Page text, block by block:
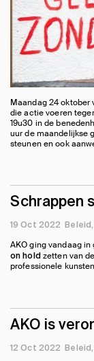
Maandag 24
die actie voeren
19u30 in de
uur de maandelijkse
steunen en ook
Schrappen
19 Oct 2022 Beleid
AKO ging vandaag
on holdzetten van
professionele
AKO is
12 Oct 2022 Beleid